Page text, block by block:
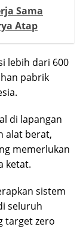
Sama
Atap
lebih dari 600
pabrik
di lapangan
alat berat,
memerlukan
ketat.
sistem
seluruh
target zero